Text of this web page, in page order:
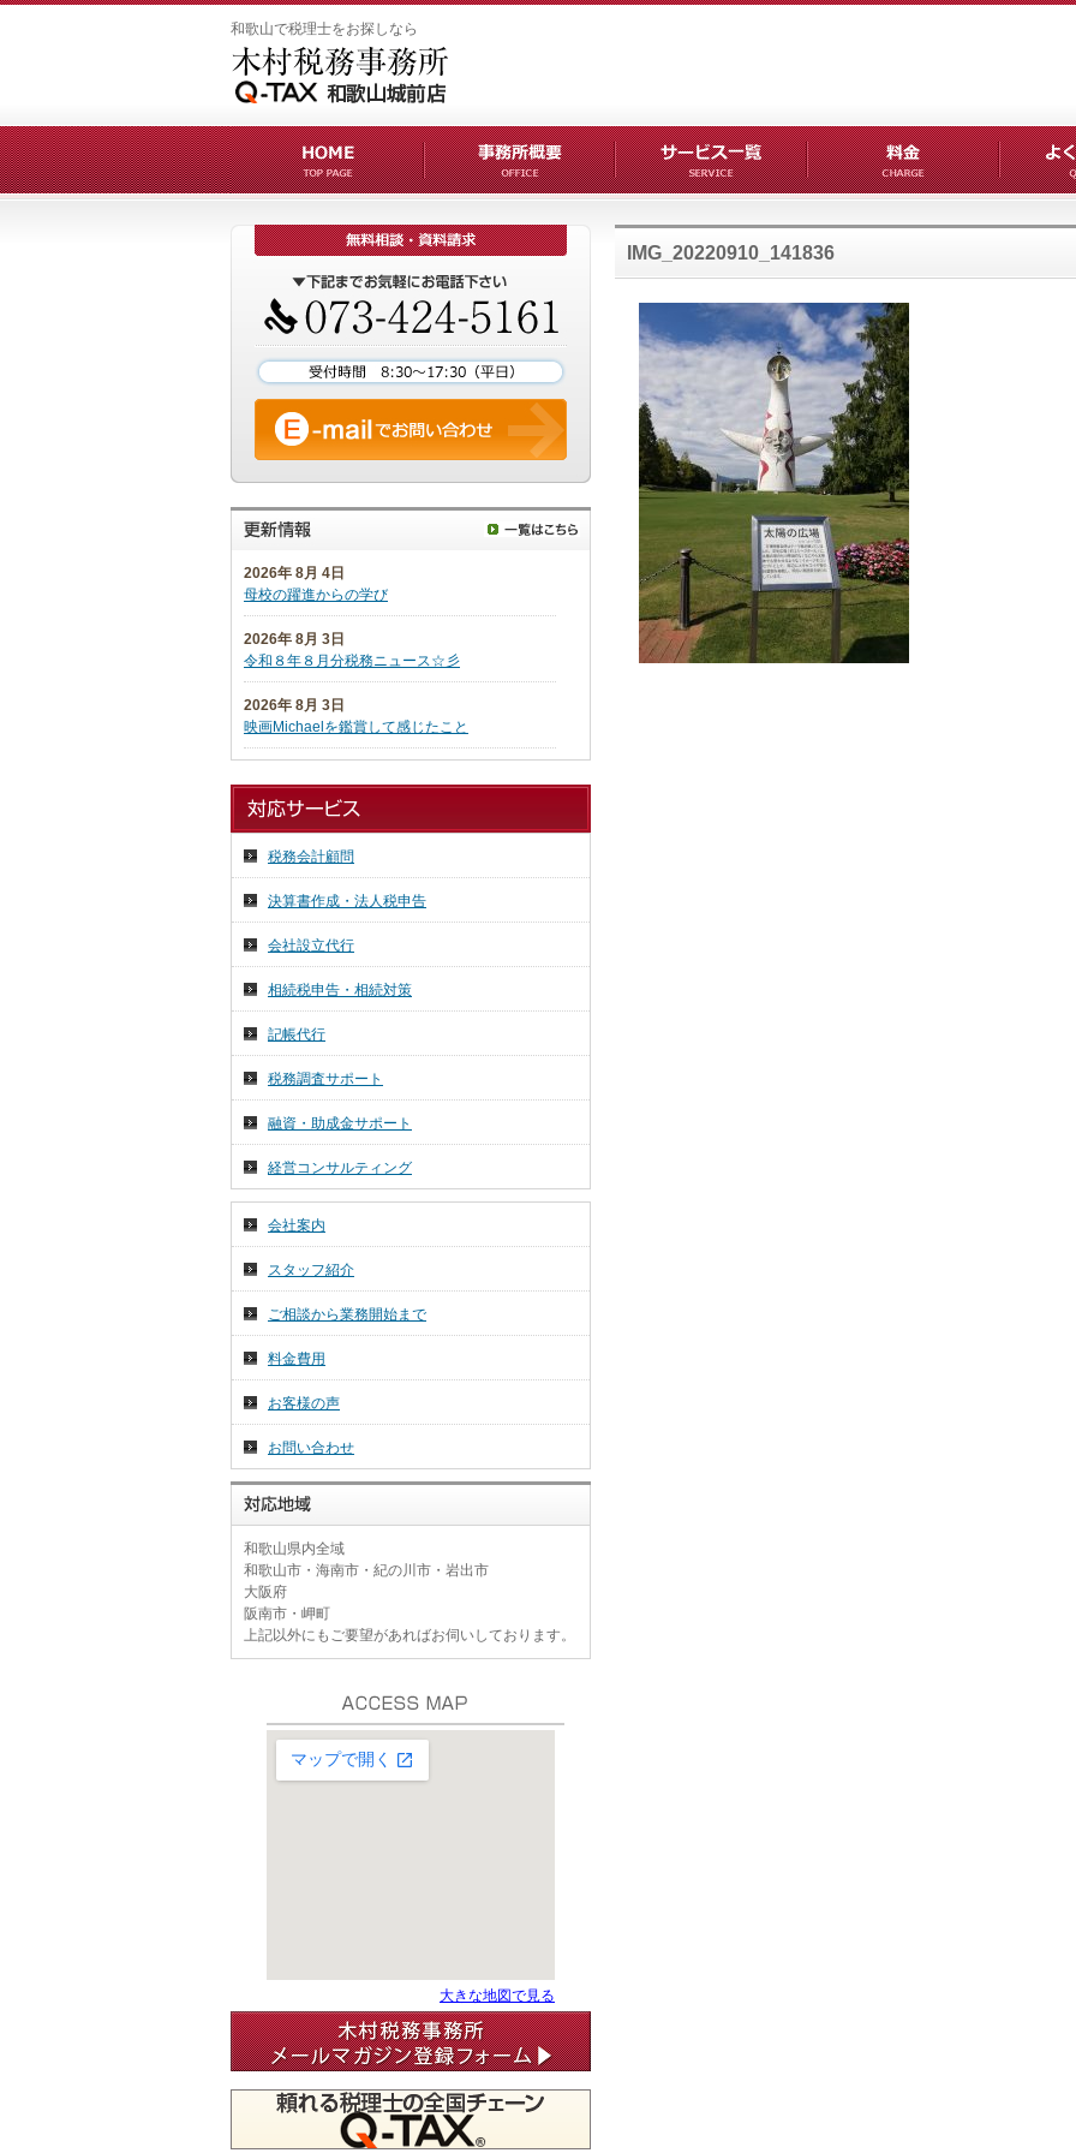
和歌山で税理士をお探しなら
IMG_20220910_141836
2026年 8月 4日
母校の躍進からの学び
2026年 8月 3日
令和８年８月分税務ニュース☆彡
2026年 8月 3日
映画Michaelを鑑賞して感じたこと
日本税理士企業年金基金代議員会
2026年 7月 27日
日本税理士会連合会総会
2026年 7月 16日
祇園祭り 前祭
2026年 7月 15日
気ままに投稿
2026年 7月 14日
７月の京都へ
2026年 7月 1日
令和８年７月分税務ニュース☆彡
2026年 6月 26日
～和歌山の名勝・重要文化財～
税務会計顧問
決算書作成・法人税申告
会社設立代行
相続税申告・相続対策
記帳代行
税務調査サポート
融資・助成金サポート
経営コンサルティング
会社案内
スタッフ紹介
ご相談から業務開始まで
料金費用
お客様の声
お問い合わせ
和歌山県内全域
和歌山市・海南市・紀の川市・岩出市
大阪府
阪南市・岬町
上記以外にもご要望があればお伺いしております。
大きな地図で見る